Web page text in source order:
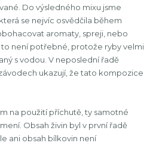
Do výsledného mixu jsme
se nejvíc osvědčila během
aromaty, spreji, nebo
není potřebné, protože ryby velmi
s vodou. V neposlední řadě
ukazují, že tato kompozice
na použití příchutě, ty samotné
Obsah živin byl v první řadě
ani obsah bílkovin není